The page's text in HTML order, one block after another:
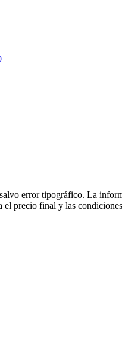
error tipográfico. La
precio final y las